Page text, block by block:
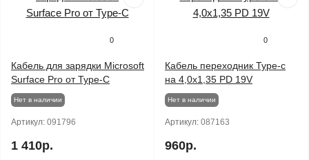
0
Кабель для зарядки Microsoft
Surface Pro от Type-C
Нет в наличии
Артикул: 091796
1 410р.
0
Кабель переходник Type-c
на 4,0х1,35 PD 19V
Нет в наличии
Артикул: 087163
960р.